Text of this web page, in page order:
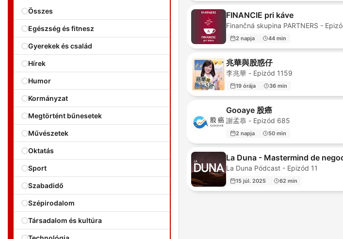
Összes
Egészség és fitnesz
Gyerekek és család
Hírek
Humor
Kormányzat
Megtörtént bűnesetek
Művészetek
Oktatás
Sport
Szabadidő
Szépirodalom
Társadalom és kultúra
FINANCIE pri káve
Finančná skupina PARTNERS -
2 napja 44 min
兆華與股惑仔
李兆華 - Epizód 1159
19 órája 36 min
Gooaye 股癌
謝孟恭 - Epizód 685
2 napja 50 min
La Duna - Mastermind de
La Duna Pódcast - Epizód 11
15 júl. 2025 62 min